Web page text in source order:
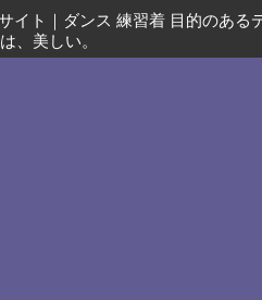
イト ｜ ダンス 練習着 目的のある
、美しい。